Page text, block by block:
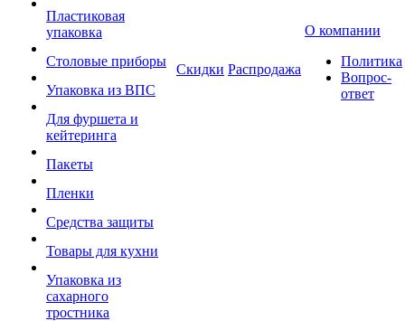
Пластиковая
упаковка
Столовые приборы
Упаковка из ВПС
Для фуршета и
кейтеринга
Пакеты
Пленки
Средства защиты
Товары для кухни
Упаковка из
сахарного
тростника
Скидки Распродажа
О компании
Политика
Вопрос-
ответ